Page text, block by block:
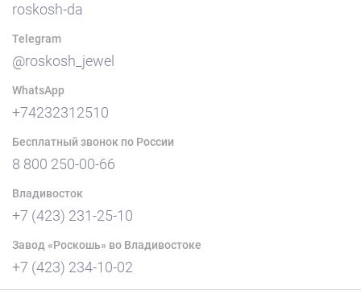
roskosh-da
Telegram
@roskosh_jewel
WhatsApp
+74232312510
Бесплатный звонок по России
8 800 250-00-66
Владивосток
+7 (423) 231-25-10
Завод «Роскошь» во Владивостоке
+7 (423) 234-10-02